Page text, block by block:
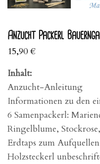
Anzucht Packerl
15,90€
Inhalt:
Anzucht-Anleitung
Informationen zu den
6 Samenpackerl:
Ringelblume,
Erdtaps zum Aufquellen
Holzsteckerl